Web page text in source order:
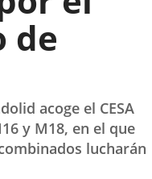
de
acoge el CESA
y M18, en el que
lucharán